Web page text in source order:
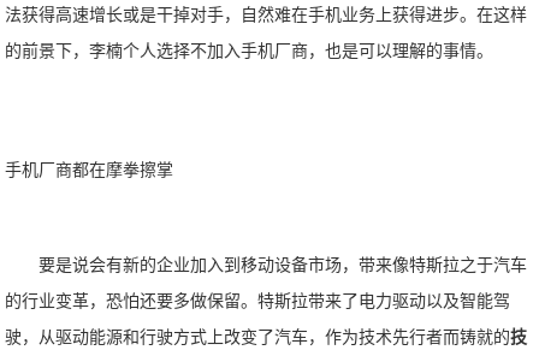
法获得高速增长或是干掉对手，自然难在手机业务上获得进步。在这样
的前景下，李楠个人选择不加入手机厂商，也是可以理解的事情。
手机厂商都在摩拳擦掌
要是说会有新的企业加入到移动设备市场，带来像特斯拉之于汽车
的行业变革，恐怕还要多做保留。特斯拉带来了电力驱动以及智能驾
驶，从驱动能源和行驶方式上改变了汽车，作为技术先行者而铸就的技